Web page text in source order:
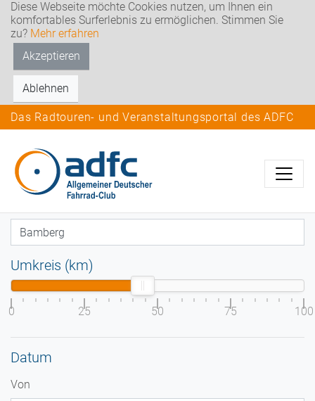
Diese Webseite möchte Cookies nutzen, um Ihnen ein
komfortables Surferlebnis zu ermöglichen. Stimmen Sie
zu? Mehr erfahren
Akzeptieren
Ablehnen
Das Radtouren- und Veranstaltungsportal des ADFC
Umkreis (km)
0 25 50 75 100
Datum
Von